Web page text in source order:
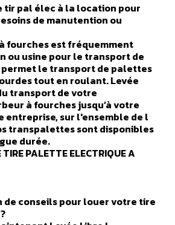
tir pal élec à la location pour
de manutention ou
fourches est fréquemment
ou usine pour le transport de
le transport de palettes
tout en roulant. Levée
transport de votre
à fourches jusqu’à votre
entreprise, sur l'ensemble de l
transpalettes sont disponibles
durée.
PALETTE ELECTRIQUE A
de conseils pour louer votre tire